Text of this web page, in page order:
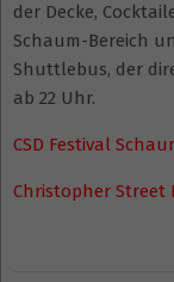
der Decke,
Schaum-Bereich
Shuttlebus, der
ab 22 Uhr.
CSD Festival
Christopher Street